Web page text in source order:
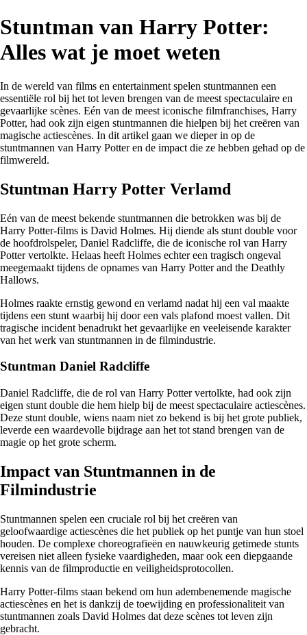
Stuntman van Harry Potter:
Alles wat je moet weten
In de wereld van films en entertainment spelen stuntmannen een
essentiële rol bij het tot leven brengen van de meest spectaculaire en
gevaarlijke scènes. Eén van de meest iconische filmfranchises, Harry
Potter, had ook zijn eigen stuntmannen die hielpen bij het creëren van
magische actiescènes. In dit artikel gaan we dieper in op de
stuntmannen van Harry Potter en de impact die ze hebben gehad op de
filmwereld.
Stuntman Harry Potter Verlamd
Eén van de meest bekende stuntmannen die betrokken was bij de
Harry Potter-films is David Holmes. Hij diende als stunt double voor
de hoofdrolspeler, Daniel Radcliffe, die de iconische rol van Harry
Potter vertolkte. Helaas heeft Holmes echter een tragisch ongeval
meegemaakt tijdens de opnames van Harry Potter and the Deathly
Hallows.
Holmes raakte ernstig gewond en verlamd nadat hij een val maakte
tijdens een stunt waarbij hij door een vals plafond moest vallen. Dit
tragische incident benadrukt het gevaarlijke en veeleisende karakter
van het werk van stuntmannen in de filmindustrie.
Stuntman Daniel Radcliffe
Daniel Radcliffe, die de rol van Harry Potter vertolkte, had ook zijn
eigen stunt double die hem hielp bij de meest spectaculaire actiescènes.
Deze stunt double, wiens naam niet zo bekend is bij het grote publiek,
leverde een waardevolle bijdrage aan het tot stand brengen van de
magie op het grote scherm.
Impact van Stuntmannen in de
Filmindustrie
Stuntmannen spelen een cruciale rol bij het creëren van
geloofwaardige actiescènes die het publiek op het puntje van hun stoel
houden. De complexe choreografieën en nauwkeurig getimede stunts
vereisen niet alleen fysieke vaardigheden, maar ook een diepgaande
kennis van de filmproductie en veiligheidsprotocollen.
Harry Potter-films staan bekend om hun adembenemende magische
actiescènes en het is dankzij de toewijding en professionaliteit van
stuntmannen zoals David Holmes dat deze scènes tot leven zijn
gebracht.